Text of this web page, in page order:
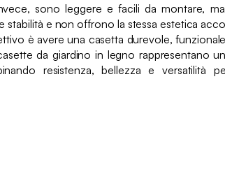
sono leggere e facili da montare,
stabilità e non offrono la stessa estetica
è avere una casetta durevole,
da giardino in legno rappresentano
resistenza, bellezza e versatilità